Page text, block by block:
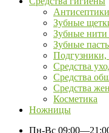
Антисептики
Зубные
Зубные
Зубные
Подгузники,
Средства
Средства
Средства
Косметика
Ножницы
Пн-Вс